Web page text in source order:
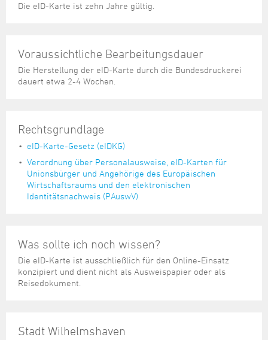
Die eID-Karte ist zehn Jahre gültig.
Voraussichtliche Bearbeitungsdauer
Die Herstellung der eID-Karte durch die Bundesdruckerei
dauert etwa 2-4 Wochen.
Rechtsgrundlage
eID-Karte-Gesetz (eIDKG)
Verordnung über Personalausweise, eID-Karten für
Unionsbürger und Angehörige des Europäischen
Wirtschaftsraums und den elektronischen
Identitätsnachweis (PAuswV)
Was sollte ich noch wissen?
Die eID-Karte ist ausschließlich für den Online-Einsatz
konzipiert und dient nicht als Ausweispapier oder als
Reisedokument.
Stadt Wilhelmshaven